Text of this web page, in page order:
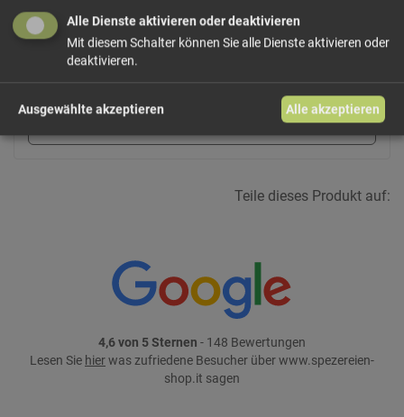
Größe: 330 g Preis: 3,95 €
Teile dieses Produkt auf:
4,6 von 5 Sternen - 148 Bewertungen
Lesen Sie hierwas zufriedene Besucher über www.spezereien-
shop.it sagen
Alle Dienste aktivieren oder deaktivieren
Mit diesem Schalter können Sie alle Dienste aktivieren oder
deaktivieren.
Ausgewählte akzeptieren Alle akzeptieren